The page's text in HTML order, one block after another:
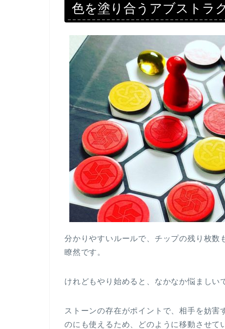
色を塗り合うアブストラ
分かりやすいルールで、チップの残り枚数
瞭然です。
けれどもやり始めると、なかなか悩ましい
ストーンの存在がポイントで、相手を妨
のにも使えるため、どのように移動させて